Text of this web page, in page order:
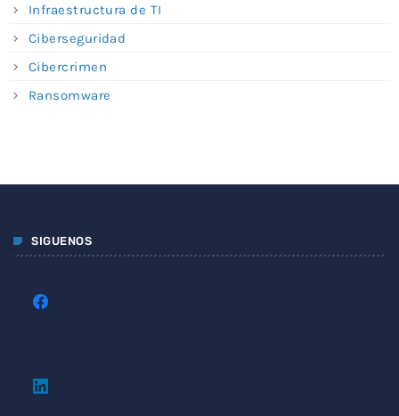
Infraestructura de TI
Ciberseguridad
Cibercrimen
Ransomware
SIGUENOS